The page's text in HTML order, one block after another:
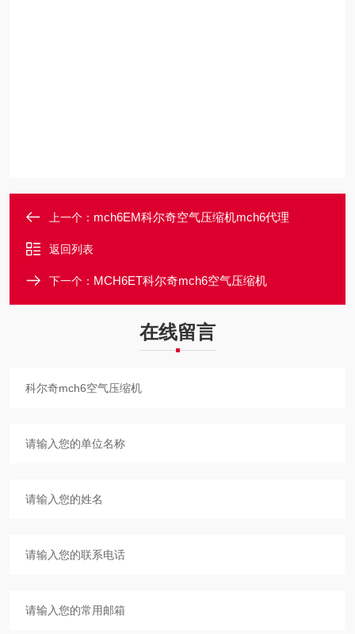
上一个： mch6EM科尔奇空气压缩机mch6代理
返回列表
下一个： MCH6ET科尔奇mch6空气压缩机
在线留言